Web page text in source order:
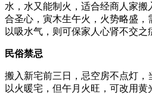
水，水又能制火，适合经商人家搬
合圣心，寅木生午火，火势略盛，
以吸水气，则可保家人心肾不交之
民俗禁忌
搬入新宅前三日，忌空房不点灯，
以火暖宅，但午月火旺，可改用